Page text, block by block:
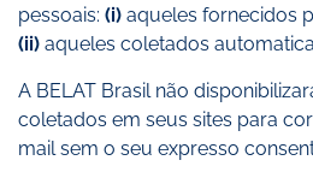
pessoais: (i) aqueles fornecidos
(ii) aqueles coletados
A BELAT Brasil não
coletados em seus sites para
mail sem o seu expresso